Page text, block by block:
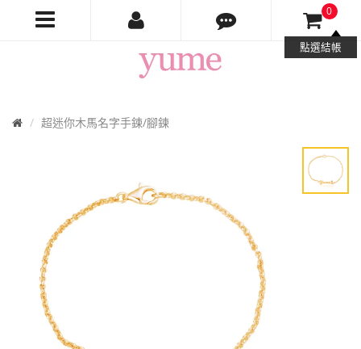
0
點選結帳
Yume
Jewelry
首
超迷你木馬名字手鍊/腳鍊